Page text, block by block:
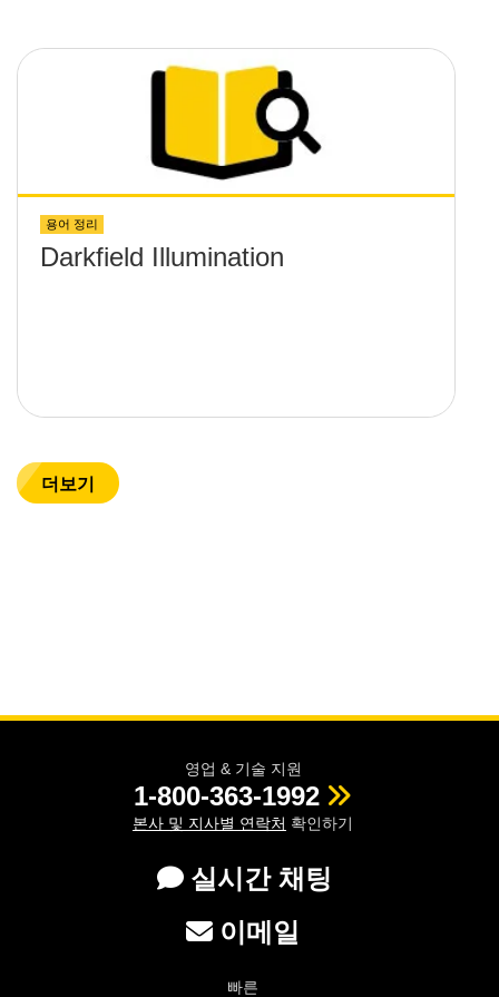
용어 정리
Darkfield Illumination
더보기
영업 & 기술 지원
1-800-363-1992
본사 및 지사별 연락처 확인하기
실시간 채팅
이메일
빠른